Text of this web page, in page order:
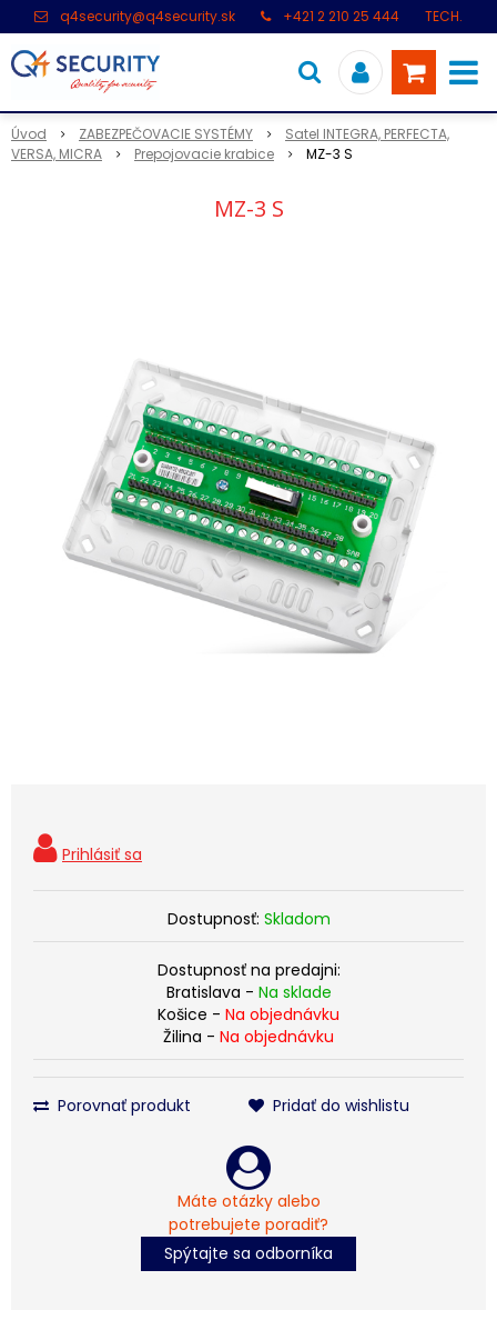
q4security@q4security.sk +421 2 210 25 444
TECH.
Úvod ZABEZPEČOVACIE SYSTÉMY
Satel INTEGRA, PERFECTA,
VERSA, MICRA
Prepojovacie krabice MZ-3 S
MZ-3 S
Dostupnosť: Skladom
Dostupnosť na predajni:
Bratislava - Na sklade
Košice - Na objednávku
Žilina - Na objednávku
Porovnať produkt Pridať do wishlistu
Máte otázky alebo
potrebujete poradiť?
Spýtajte sa odborníka